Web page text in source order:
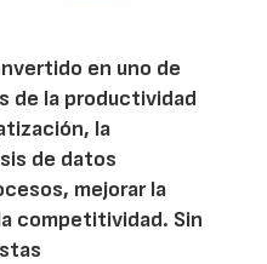
en uno de
de la productividad
la
de datos
mejorar la
competitividad. Sin